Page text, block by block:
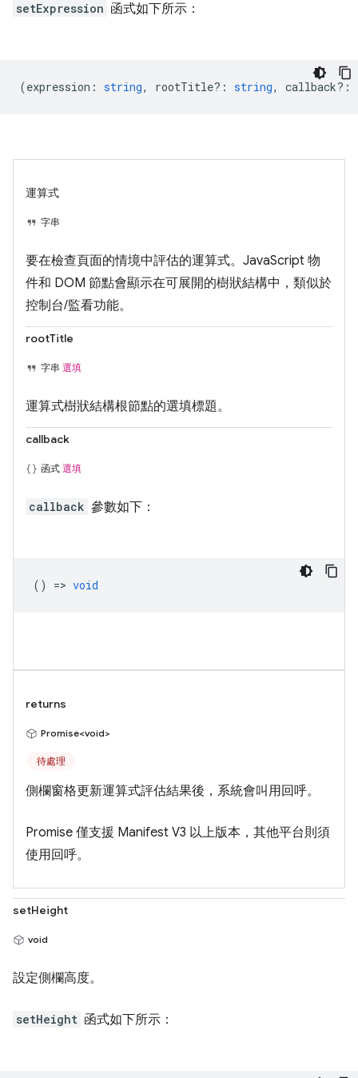
setExpression 函式如下所示：
(expression : string, rootTitle? : string, callback? :
運算式
字串
要在檢查頁面的情境中評估的運算式。JavaScript 物
件和 DOM 節點會顯示在可展開的樹狀結構中，類似於
控制台/監看功能。
rootTitle
字串 選填
運算式樹狀結構根節點的選填標題。
callback
函式 選填
callback 參數如下：
() => void
returns
Promise<void>
待處理
側欄窗格更新運算式評估結果後，系統會叫用回呼。
Promise 僅支援 Manifest V3 以上版本，其他平台則須
使用回呼。
setHeight
void
設定側欄高度。
setHeight 函式如下所示：